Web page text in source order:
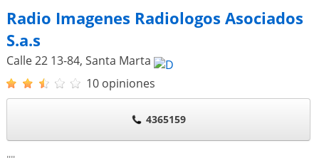
Radio Imagenes Radiologos Asociados
S.a.s
Calle 22 13-84, Santa Marta
10 opiniones
4365159